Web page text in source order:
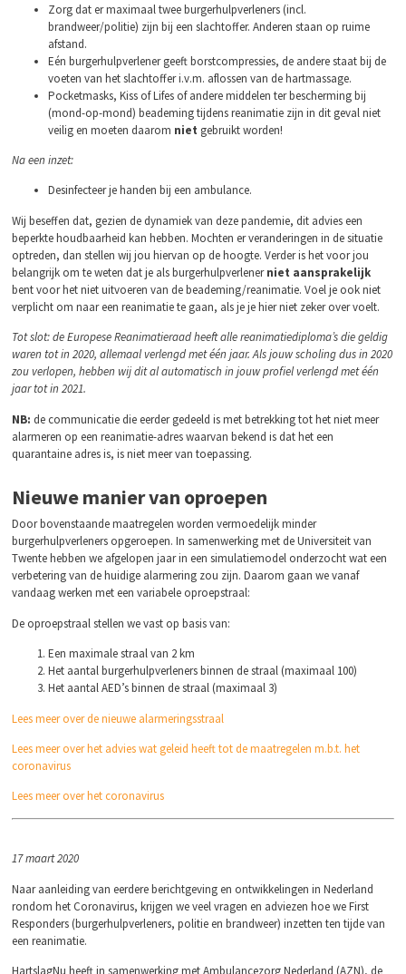
Zorg dat er maximaal twee burgerhulpverleners (incl.
brandweer/politie) zijn bij een slachtoffer. Anderen staan op ruime
afstand.
Eén burgerhulpverlener geeft borstcompressies, de andere staat bij de
voeten van het slachtoffer i.v.m. aflossen van de hartmassage.
Pocketmasks, Kiss of Lifes of andere middelen ter bescherming bij
(mond-op-mond) beademing tijdens reanimatie zijn in dit geval niet
veilig en moeten daarom niet gebruikt worden!
Na een inzet:
Desinfecteer je handen bij een ambulance.
Wij beseffen dat, gezien de dynamiek van deze pandemie, dit advies een
beperkte houdbaarheid kan hebben. Mochten er veranderingen in de situatie
optreden, dan stellen wij jou hiervan op de hoogte. Verder is het voor jou
belangrijk om te weten dat je als burgerhulpverlenerniet aansprakelijk
bent voor het niet uitvoeren van de beademing/reanimatie. Voel je ook niet
verplicht om naar een reanimatie te gaan, als je je hier niet zeker over voelt.
Tot slot: de Europese Reanimatieraad heeft alle reanimatiediploma’s die geldig
waren tot in 2020, allemaal verlengd metéén jaar. Als jouw scholing dus in 2020
zou verlopen, hebben wij dit al automatisch in jouw profiel verlengd metéén
jaar tot in 2021.
NB: de communicatie die eerder gedeeld is met betrekking tot het niet meer
alarmeren op een reanimatie-adres waarvan bekend is dat het een
quarantaine adres is, is niet meer van toepassing.
Nieuwe manier van oproepen
Door bovenstaande maatregelen worden vermoedelijk minder
burgerhulpverleners opgeroepen. In samenwerking met de Universiteit van
Twente hebben we afgelopen jaar in een simulatiemodel onderzocht wat een
verbetering van de huidige alarmering zou zijn. Daarom gaan we vanaf
vandaag werken met een variabele oproepstraal:
De oproepstraal stellen we vast op basis van:
Een maximale straal van 2 km
Het aantal burgerhulpverleners binnen de straal (maximaal 100)
Het aantal AED’s binnen de straal (maximaal 3)
Lees meer over de nieuwe alarmeringsstraal
Lees meer over het advies wat geleid heeft tot de maatregelen m.b.t. het
coronavirus
Lees meer over het coronavirus
17 maart 2020
Naar aanleiding van eerdere berichtgeving en ontwikkelingen in Nederland
rondom het Coronavirus, krijgen we veel vragen en adviezen hoe we First
Responders (burgerhulpverleners, politie en brandweer) inzetten ten tijde van
een reanimatie.
HartslagNu heeft in samenwerking met Ambulancezorg Nederland (AZN), de